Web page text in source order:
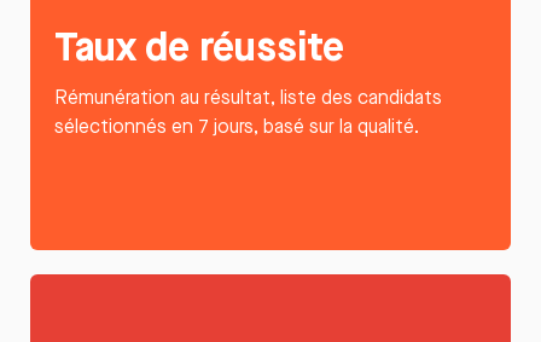
Taux de réussite
Rémunération au résultat, liste des candidats
sélectionnés en 7 jours, basé sur la qualité.